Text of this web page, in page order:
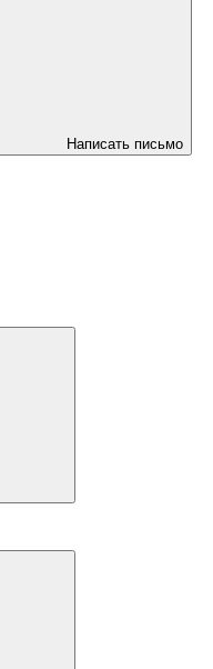
Написать письмо